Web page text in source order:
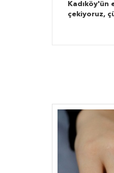
Kadıköy'ün
çekiyoruz,